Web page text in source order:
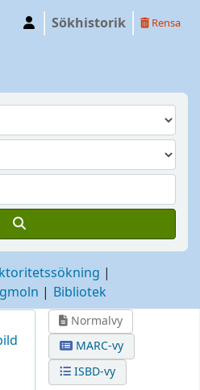
Sökhistorik Rensa
Bibliotek
Normalvy
MARC-vy
ISBD-vy